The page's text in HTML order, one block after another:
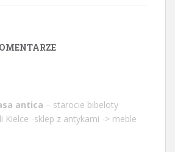
antica – starocie bibeloty
Kielce -sklep z antykami -> meble